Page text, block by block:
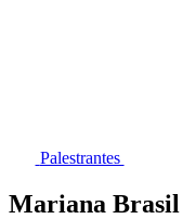
Palestrantes
Mariana Brasil